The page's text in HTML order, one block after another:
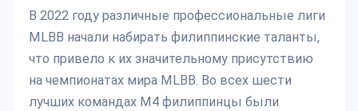
В 2022 году различные профессиональные лиги
MLBB начали набирать филиппинские таланты,
что привело к их значительному присутствию
на чемпионатах мира MLBB. Во всех шести
лучших командах М4 филиппинцы были